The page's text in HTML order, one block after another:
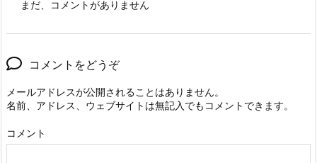
まだ、コメントがありません
コメントをどうぞ
メールアドレスが公開されることはありません。
名前、アドレス、ウェブサイトは無記入でもコメントできます。
コメント